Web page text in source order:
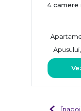
4 camere